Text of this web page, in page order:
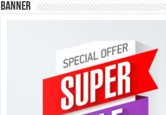
Banner